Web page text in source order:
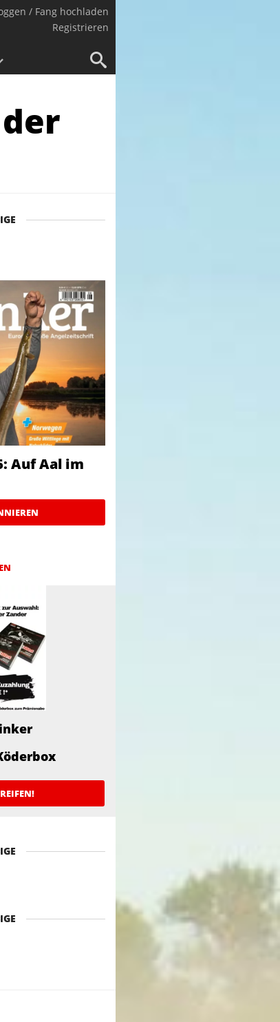
/ Fang hochladen
Registrieren
Auf Aal im